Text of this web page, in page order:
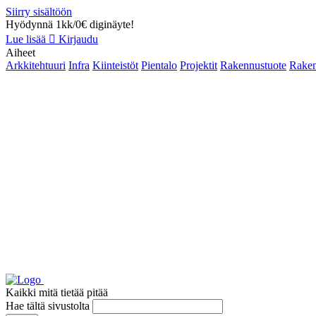
Siirry sisältöön
Hyödynnä 1kk/0€ diginäyte!
Lue lisää
Kirjaudu
Aiheet
Arkkitehtuuri Infra Kiinteistöt Pientalo Projektit Rakennustuote
Kaikki mitä tietää pitää
Hae tältä sivustolta